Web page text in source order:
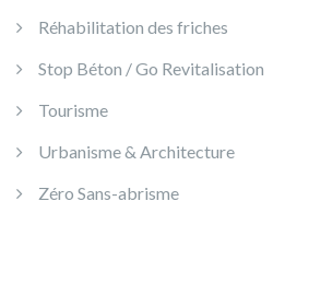
Réhabilitation des friches
Stop Béton / Go Revitalisation
Tourisme
Urbanisme & Architecture
Zéro Sans-abrisme